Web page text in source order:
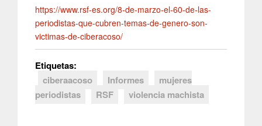
https://www.rsf-es.org/8-de-marzo-el-60-de-las-
periodistas-que-cubren-temas-de-genero-son-
victimas-de-ciberacoso/
Etiquetas:
ciberaacoso
Informes
mujeres
periodistas
RSF violencia machista